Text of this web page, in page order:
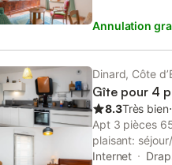
TFX, TF1
Annulation
Dinard, Côte
Gîte pour 4
8.3Très bien⋅
Apt 3 pièces
plaisant:
balcon. 1
Internet